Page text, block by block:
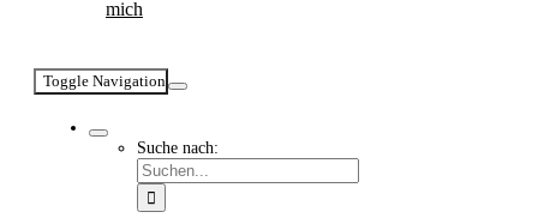
mich
Toggle Navigation
Suche nach: